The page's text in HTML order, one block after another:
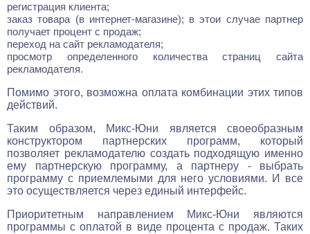
регистрация клиента;
заказ товара (в интернет-магазине); в этои случае партнер
получает процент с продаж;
переход на сайт рекламодателя;
просмотр определенного количества страниц сайта
рекламодателя.
Помимо этого, возможна оплата комбинации этих типов
действий.
Таким образом, Микс-Юни является своеобразным
конструктором партнерских программ, который
позволяет рекламодателю создать подходящую именно
ему партнерскую программу, а партнеру - выбрать
программу с приемлемыми для него условиями. И все
это осуществляется через единый интерфейс.
Приоритетным направлением Микс-Юни являются
программы с оплатой в виде процента с продаж. Таких